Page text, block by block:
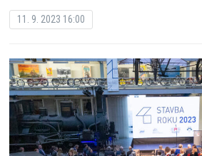
11. 9. 2023 16:00